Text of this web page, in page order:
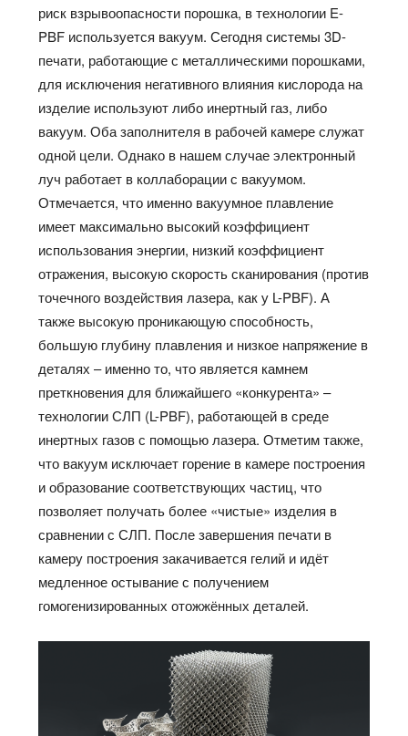
риск взрывоопасности порошка, в технологии E-
PBF используется вакуум. Сегодня системы 3D-
печати, работающие с металлическими порошками,
для исключения негативного влияния кислорода на
изделие используют либо инертный газ, либо
вакуум. Оба заполнителя в рабочей камере служат
одной цели. Однако в нашем случае электронный
луч работает в коллаборации с вакуумом.
Отмечается, что именно вакуумное плавление
имеет максимально высокий коэффициент
использования энергии, низкий коэффициент
отражения, высокую скорость сканирования (против
точечного воздействия лазера, как у L-PBF). А
также высокую проникающую способность,
большую глубину плавления и низкое напряжение в
деталях – именно то, что является камнем
преткновения для ближайшего «конкурента» –
технологии СЛП (L-PBF), работающей в среде
инертных газов с помощью лазера. Отметим также,
что вакуум исключает горение в камере построения
и образование соответствующих частиц, что
позволяет получать более «чистые» изделия в
сравнении с СЛП. После завершения печати в
камеру построения закачивается гелий и идёт
медленное остывание с получением
гомогенизированных отожжённых деталей.